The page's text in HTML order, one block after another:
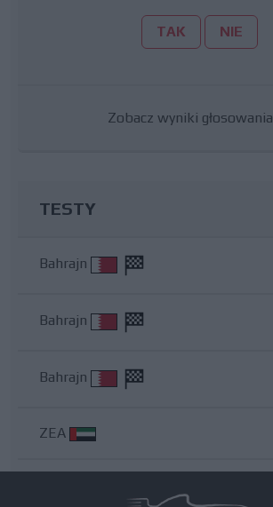
TAK NIE
Zobacz wyniki głosowania
TESTY
Bahrajn
Bahrajn
Bahrajn
ZEA